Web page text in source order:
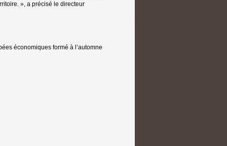
», a précisé le directeur
économiques formé à l’automne